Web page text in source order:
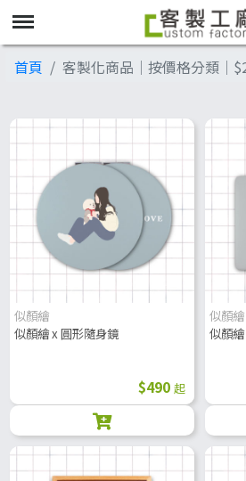
首頁
客製化商品│按價格分類
似顏繪
似顏繪 x 圓形隨身鏡
$490 起
似顏繪
似顏